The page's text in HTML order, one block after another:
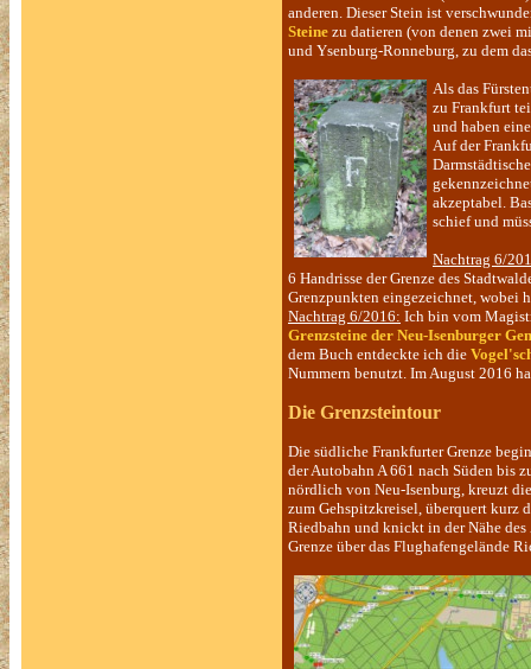
anderen. Dieser Stein ist
Steine zu datieren (von denen zwei
und Ysenburg-Ronneburg, zu dem
Als das
zu Frankfurt
und haben
Auf der
akzeptabel.
schief und
Nachtrag 6/
6 Handrisse der Grenze des
Grenzpunkten eingezeichnet, wobei
Nachtrag 6/2016: Ich bin vom
Grenzsteine der Neu-Isenburger
dem Buch entdeckte ich die
Nummern benutzt. Im August 2016
Die Grenzsteintour
Die südliche Frankfurter Grenze
der Autobahn A 661 nach Süden bis
nördlich von Neu-Isenburg, kreuzt
zum Gehspitzkreisel, überquert kurz
Riedbahn und knickt in der Nähe
Grenze über das Flughafengelände